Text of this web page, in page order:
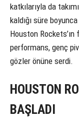
katkılarıyla da
kaldığı süre
Houston
performans, genç
gözler önüne serdi.
HOUSTON
BAŞLADI